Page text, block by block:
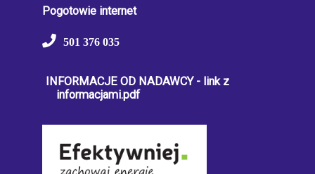
Pogotowie internet
501 376 035
INFORMACJE OD NADAWCY - link z
informacjami.pdf